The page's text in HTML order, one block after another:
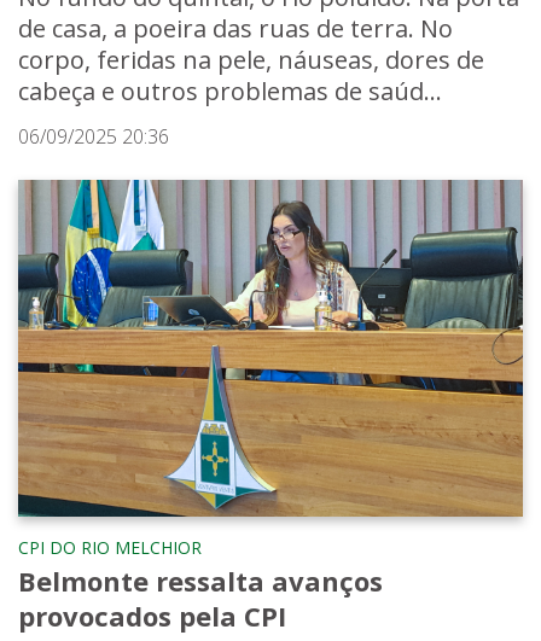
de casa, a poeira das ruas de terra. No
corpo, feridas na pele, náuseas, dores de
cabeça e outros problemas de saúd...
06/09/2025 20:36
CPI DO RIO MELCHIOR
Belmonte ressalta avanços
provocados pela CPI